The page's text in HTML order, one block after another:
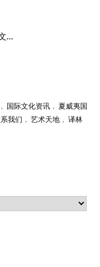
…
国际文化资讯， 夏威夷国
我们 ， 艺术天地， 译林